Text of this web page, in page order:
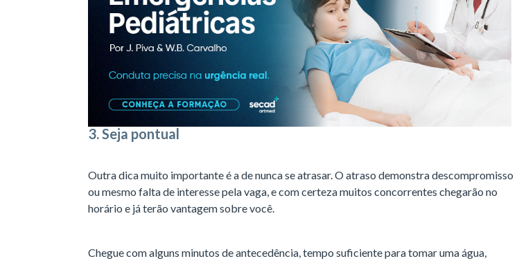
3. Seja pontual
Outra dica muito importante é a de nunca se atrasar. O atraso demonstra descompromisso
ou mesmo falta de interesse pela vaga, e com certeza muitos concorrentes chegarão no
horário e já terão vantagem sobre você.
Chegue com alguns minutos de antecedência, tempo suficiente para tomar uma água,